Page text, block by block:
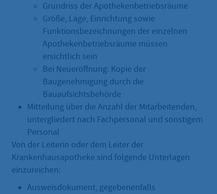
Grundriss der Apothekenbetriebsräume
Größe, Lage, Einrichtung sowie
Funktionsbezeichnungen der einzelnen
Apothekenbetriebsräume müssen
ersichtlich sein
Bei Neueröffnung: Kopie der
Baugenehmigung durch die
Bauaufsichtsbehörde
Mitteilung über die Anzahl der Mitarbeitenden,
untergliedert nach Fachpersonal und sonstigem
Personal
Von der Leiterin oder dem Leiter der
Krankenhausapotheke sind folgende Unterlagen
einzureichen:
Ausweisdokument, gegebenenfalls